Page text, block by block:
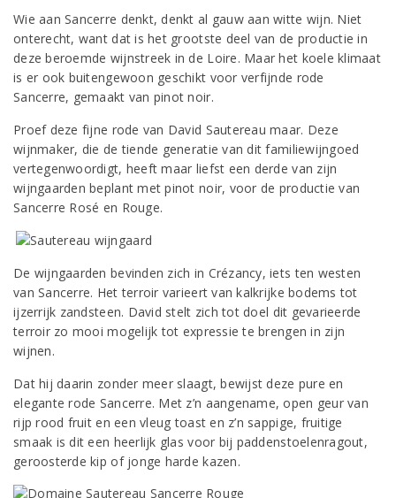
Wie aan Sancerre denkt, denkt al gauw aan witte wijn. Niet
onterecht, want dat is het grootste deel van de productie in
deze beroemde wijnstreek in de Loire. Maar het koele klimaat
is er ook buitengewoon geschikt voor verfijnde rode
Sancerre, gemaakt van pinot noir.
Proef deze fijne rode van David Sautereau maar. Deze
wijnmaker, die de tiende generatie van dit familiewijngoed
vertegenwoordigt, heeft maar liefst een derde van zijn
wijngaarden beplant met pinot noir, voor de productie van
Sancerre Rosé en Rouge.
De wijngaarden bevinden zich in Crézancy, iets ten westen
van Sancerre. Het terroir varieert van kalkrijke bodems tot
ijzerrijk zandsteen. David stelt zich tot doel dit gevarieerde
terroir zo mooi mogelijk tot expressie te brengen in zijn
wijnen.
Dat hij daarin zonder meer slaagt, bewijst deze pure en
elegante rode Sancerre. Met z’n aangename, open geur van
rijp rood fruit en een vleug toast en z’n sappige, fruitige
smaak is dit een heerlijk glas voor bij paddenstoelenragout,
geroosterde kip of jonge harde kazen.